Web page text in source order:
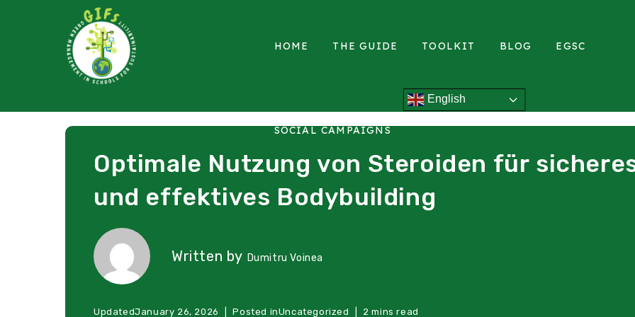
HOME THE GUIDE TOOLKIT BLOG EGSC
SOCIAL CAMPAIGNS
English
Optimale Nutzung von Steroiden für
und effektives Bodybuilding
Written by Dumitru Voinea
UpdatedJanuary 26, 2026 Posted inUncategorized 2 mins read